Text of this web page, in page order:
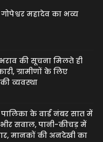
महादेव का भव्य
की सूचना मिलते ही
ग्रामीणों के लिए
व्यवस्था
के वार्ड नंबर सात में
सवाल, पानी-कीचड़ में
मानकों की अनदेखी का